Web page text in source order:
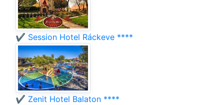
✔️ Session Hotel Ráckeve ****
✔️ Zenit Hotel Balaton ****